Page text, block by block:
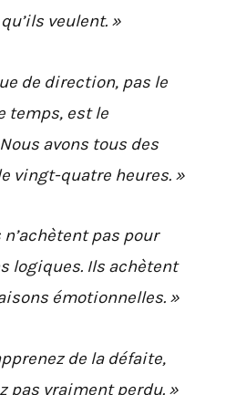
veulent. »
de direction, pas le
temps, est le
avons tous des
vingt-quatre heures. »
n’achètent pas pour
logiques. Ils achètent
émotionnelles. »
de la défaite,
pas vraiment perdu. »